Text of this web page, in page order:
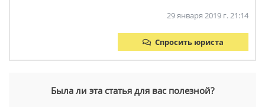
29 января 2019 г. 21:14
Спросить юриста
Была ли эта статья для вас полезной?